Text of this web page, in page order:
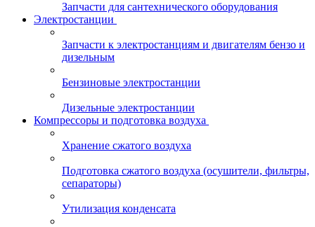
Запчасти для сантехнического оборудования
Электростанции
Запчасти к электростанциям и двигателям бензо и
дизельным
Бензиновые электростанции
Дизельные электростанции
Компрессоры и подготовка воздуха
Хранение сжатого воздуха
Подготовка сжатого воздуха (осушители, фильтры,
сепараторы)
Утилизация конденсата